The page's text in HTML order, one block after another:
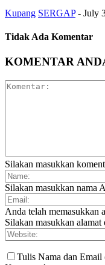
Kupang SERGAP - July
Tidak Ada Komentar
KOMENTAR
Silakan masukkan
Silakan masukkan nama
Anda telah memasukkan
Silakan masukkan
Tulis Nama dan